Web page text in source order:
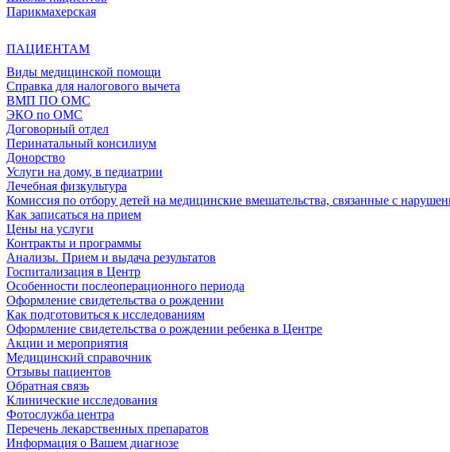
Парикмахерская
ПАЦИЕНТАМ
Виды медицинской помощи
Справка для налогового вычета
ВМП ПО ОМС
ЭКО по ОМС
Договорный отдел
Перинатальный консилиум
Донорство
Услуги на дому, в педиатрии
Лечебная физкультура
Комиссия по отбору детей на медицинские вмешательства, связанные с
Как записаться на прием
Цены на услуги
Контракты и программы
Анализы. Прием и выдача результатов
Госпитализация в Центр
Особенности послеоперационного периода
Оформление свидетельства о рождении
Как подготовиться к исследованиям
Оформление свидетельства о рождении ребенка в Центре
Акции и мероприятия
Медицинский справочник
Отзывы пациентов
Обратная связь
Клинические исследования
Фотослужба центра
Перечень лекарственных препаратов
Информация о Вашем диагнозе